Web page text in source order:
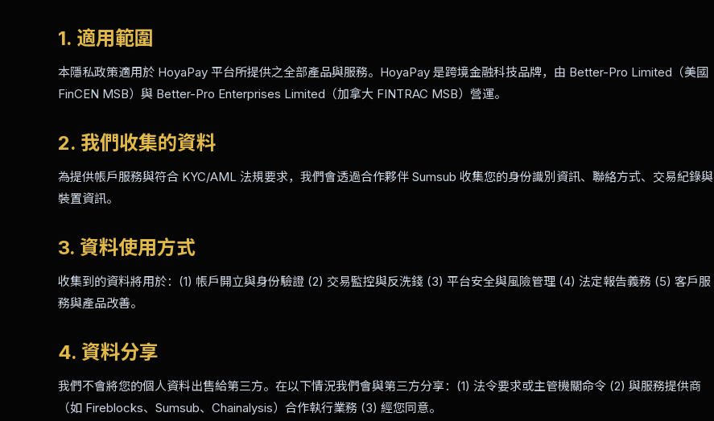
1. 適用範圍
本隱私政策適用於 HoyaPay 平台所提供之全部產品與服務。HoyaPay 是跨境金融科技品牌，由 Better-Pro Limited（美國
FinCEN MSB）與 Better-Pro Enterprises Limited（加拿大 FINTRAC MSB）營運。
2. 我們收集的資料
為提供帳戶服務與符合 KYC/AML 法規要求，我們會透過合作夥伴 Sumsub 收集您的身份識別資訊、聯絡方式、交易紀錄與
裝置資訊。
3. 資料使用方式
收集到的資料將用於：(1) 帳戶開立與身份驗證 (2) 交易監控與反洗錢 (3) 平台安全與風險管理 (4) 法定報告義務 (5) 客戶服
務與產品改善。
4. 資料分享
我們不會將您的個人資料出售給第三方。在以下情況我們會與第三方分享：(1) 法令要求或主管機關命令 (2) 與服務提供商
（如 Fireblocks、Sumsub、Chainalysis）合作執行業務 (3) 經您同意。